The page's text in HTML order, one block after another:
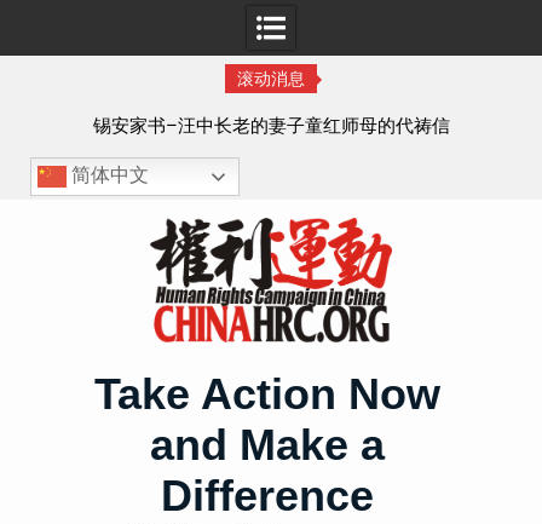
滚动消息
锡安家书–汪中长老的妻子童红⁩师母的代祷信
简体中文
Take Action Now
and Make a
Difference